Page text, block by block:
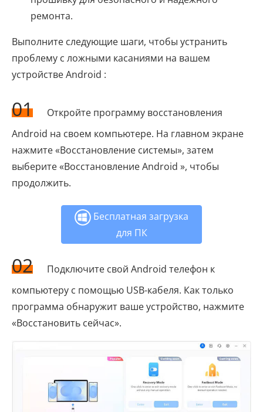
ремонта.
Выполните следующие шаги, чтобы устранить
проблему с ложными касаниями на вашем
устройстве Android :
01
Откройте программу восстановления
Android на своем компьютере. На главном экране
нажмите «Восстановление системы», затем
выберите «Восстановление Android », чтобы
продолжить.
Бесплатная загрузка
для ПК
02
Подключите свой Android телефон к
компьютеру с помощью USB-кабеля. Как только
программа обнаружит ваше устройство, нажмите
«Восстановить сейчас».